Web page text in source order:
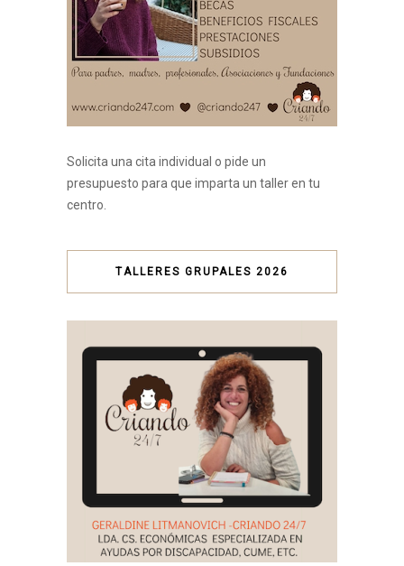
Solicita una cita individual o pide un
presupuesto para que imparta un taller en tu
centro.
TALLERES GRUPALES 2026